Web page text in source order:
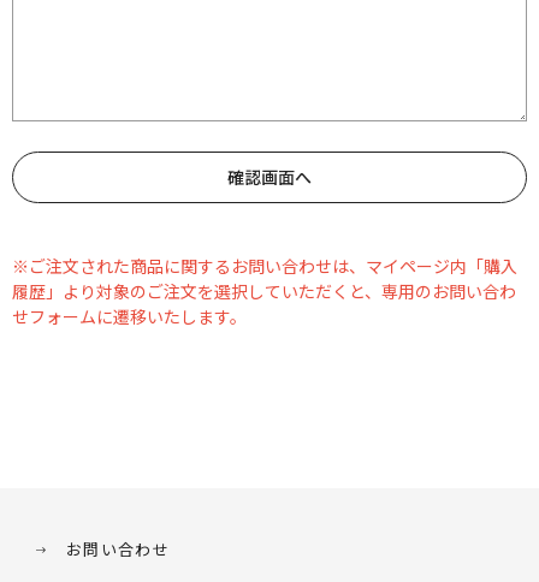
※ご注文された商品に関するお問い合わせは、マイページ内「購入
履歴」より対象のご注文を選択していただくと、専用のお問い合わ
せフォームに遷移いたします。
お問い合わせ